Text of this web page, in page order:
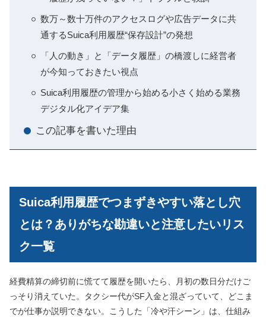
数万～数十万件のアクセスログや広告データに共
通するSuica利用履歴“保存設計”の発想
「人の動き」と「データ履歴」の橋渡しに経営者
が今知っておきたい視点
Suica利用履歴の管理から始める小さく始める業務
デジタル化アイデア集
この記事を書いた理由
Suica利用履歴でつまずきやすい落とし穴
とは？ありがちな勘違いと注意したいリス
ク一覧
経費精算の締切前に慌てて履歴を開いたら、月初の数日分だけご
っそり消えていた。タクシー代がSF入金と混ざっていて、どこま
でが仕事か説明できない。こうした「冷や汗シーン」は、仕組み